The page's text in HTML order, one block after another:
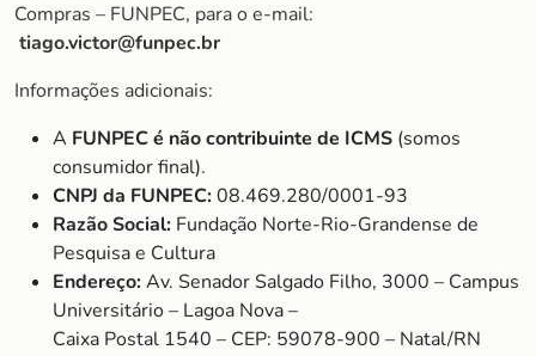
Compras – FUNPEC, para o e-mail:
tiago.victor@funpec.br
Informações adicionais:
A FUNPEC é não contribuinte de ICMS (somos
consumidor final).
CNPJ da FUNPEC:08.469.280/0001-93
Razão Social: Fundação Norte-Rio-Grandense de
Pesquisa e Cultura
Endereço:Av. Senador Salgado Filho, 3000 – Campus
Universitário – Lagoa Nova –
Caixa Postal 1540 – CEP: 59078-900 – Natal/RN